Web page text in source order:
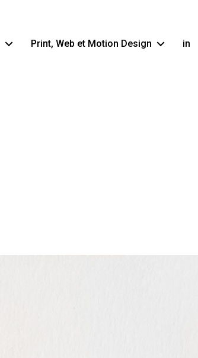
Print, Web et Motion Design in